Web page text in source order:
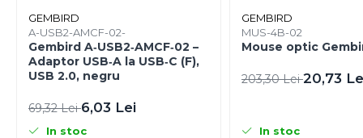
Procesoare
Procesoare Desktop
Stocare
HDD Interne
SSD Externe
GEMBIRD
A-USB2-AMCF-02-
Gembird A‑USB2‑AMCF‑02 –
Adaptor USB‑A la USB‑C (F),
USB 2.0, negru
69,32 Lei6,03 Lei
In stoc
GEMBIRD
MUS-4B-02
Mouse optic
203,30 Lei20,73
In stoc